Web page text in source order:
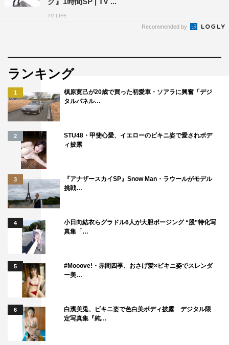
で観戦されていたのが話
て感じだね。
－－吉田さんが出られたらどんな企画をやりたいですか？
江頭：「ブラ取りデスマッチ」かな。栗原あゆみっていう
女子プロレスラーと一回やったんだけど、お互いがブラジ
ャーを着けて、どっちが早くブラジャーを取ることができ
るかっていう。ちょっと、お前（TL記者）とやるか！？
おい来い！どういう感じか分かんないだろ？来い！
－－いいですいいですいいです（泣）！
江頭：お前がフったんだろ！フリだろそれ！
寺田：フリじゃねえよ、落ち着いてくれよ。
－－この先もアスリートがどんどん出てくるんですか？
江頭：そうなんだよ、出たいって言う人がすっげー多く
て。
寺田：嘘つけ！めちゃめちゃ断られてんだよ。大変なんだ
TV LIFE
Recommended by
ランキング
1
槙原寛己が20歳で買った初愛車・ソアラに興奮「デジ
タルパネル…
2
STU48・甲斐心愛、イエローのビキニ姿で愛されボデ
ィ披露
3
『アナザースカイSP』Snow Man・ラウールがモデル
挑戦…
4
小日向結衣らグラドル6人が大胆ポージング “股”特化写
真集「…
5
#Mooove!・赤間四季、おさげ髪×ビキニ姿でスレンダ
ー美…
6
白濱美兎、ビキニ姿で色白美ボディ披露 デジタル限
定写真集『純…